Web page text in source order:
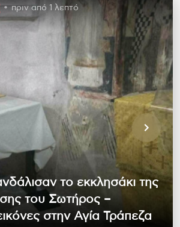
πριν από 1 λεπτό
το εκκλησάκι της
του Σωτήρος –
στην Αγία Τράπεζα